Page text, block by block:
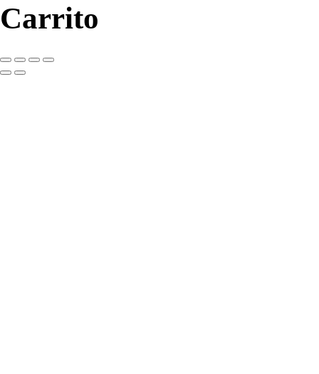
Carrito